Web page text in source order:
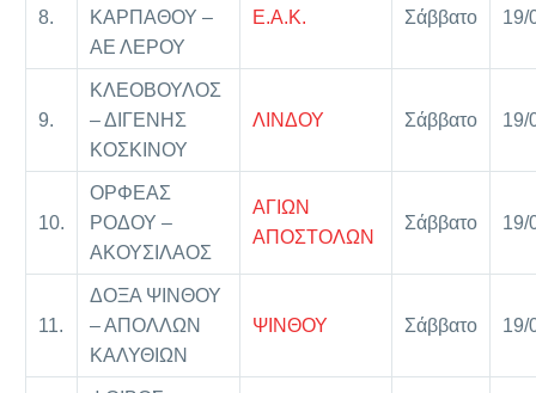
8.
ΚΑΡΠΑΘΟΥ –
ΑΕ ΛΕΡΟΥ
Ε.Α.Κ. Σάββατο 19/
9.
ΚΛΕΟΒΟΥΛΟΣ
– ΔΙΓΕΝΗΣ
ΚΟΣΚΙΝΟΥ
ΛΙΝΔΟΥ Σάββατο 19/
10.
ΟΡΦΕΑΣ
ΡΟΔΟΥ –
ΑΚΟΥΣΙΛΑΟΣ
ΑΓΙΩΝ
ΑΠΟΣΤΟΛΩΝ
Σάββατο 19/
11.
ΔΟΞΑ ΨΙΝΘΟΥ
– ΑΠΟΛΛΩΝ
ΚΑΛΥΘΙΩΝ
ΨΙΝΘΟΥ Σάββατο 19/